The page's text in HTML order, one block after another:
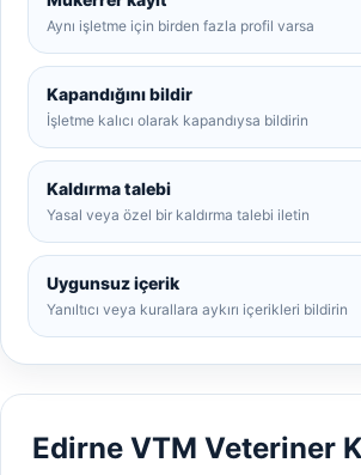
Aynı işletme için birden fazla profil varsa
Kapandığını bildir
İşletme kalıcı olarak kapandıysa bildirin
Kaldırma talebi
Yasal veya özel bir kaldırma talebi iletin
Uygunsuz içerik
Yanıltıcı veya kurallara aykırı içerikleri bildirin
Edirne VTM Veteriner